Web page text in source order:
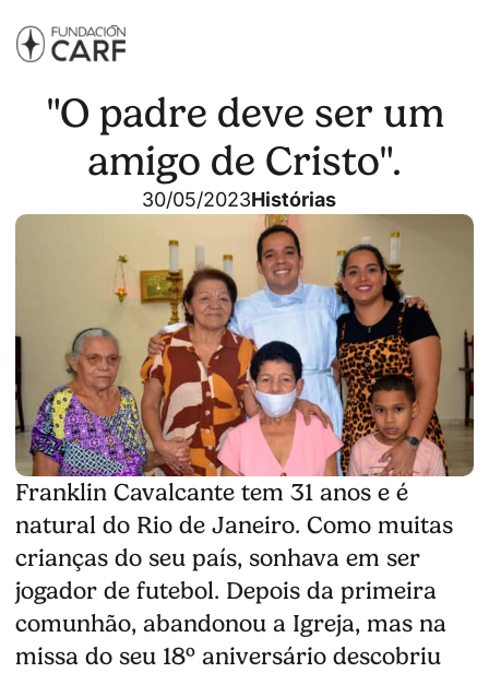
"O padre deve ser um
amigo de Cristo".
30/05/2023Histórias
Franklin Cavalcante tem 31 anos e é
natural do Rio de Janeiro. Como muitas
crianças do seu país, sonhava em ser
jogador de futebol. Depois da primeira
comunhão, abandonou a Igreja, mas na
missa do seu 18º aniversário descobriu